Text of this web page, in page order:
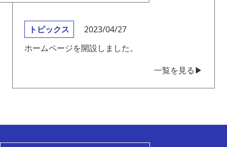
トピックス
2023/04/27
ホームページを開設しました。
一覧を見る▶︎